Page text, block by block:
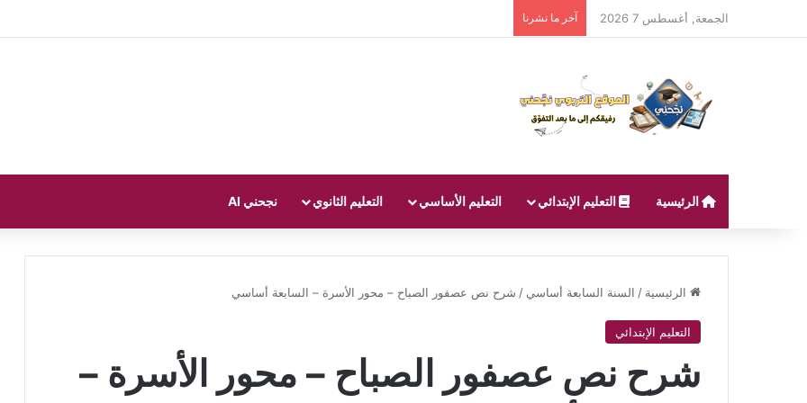
الجمعة, أغسطس 7 2026 آخر ما نشرنا
الرئيسية التعليم الإبتدائي التعليم الأساسي التعليم الثانوي نجحني AI
الرئيسية / السنة السابعة أساسي / شرح نص عصفور الصباح – محور الأسرة – السابعة أساسي
التعليم الإبتدائي
شرح نص عصفور الصباح – محور الأسرة –